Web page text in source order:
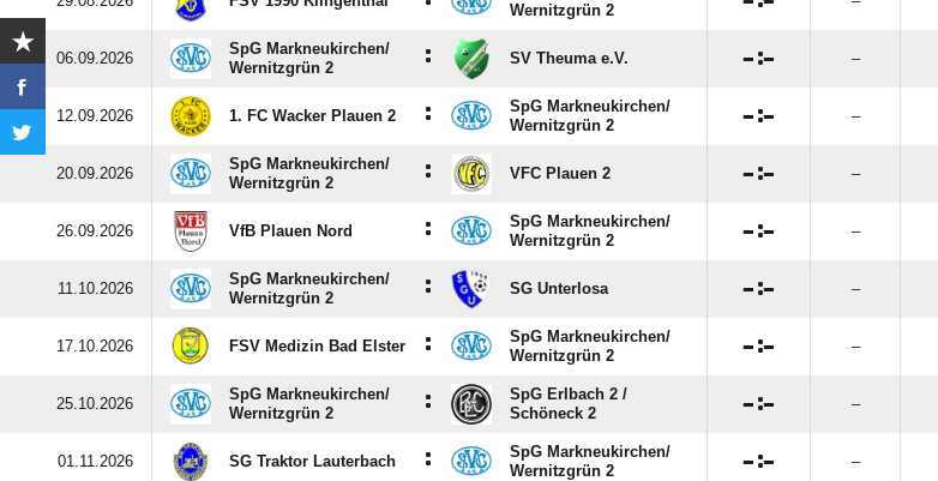
Wernitzgrün 2
06.09.2026
SpG Markneukirchen/​
Wernitzgrün 2
: SV Theuma e.V. : –
12.09.2026 1. FC Wacker Plauen 2 :
SpG Markneukirchen/​
Wernitzgrün 2
: –
20.09.2026
SpG Markneukirchen/​
Wernitzgrün 2
: VFC Plauen 2 : –
26.09.2026 VfB Plauen Nord :
SpG Markneukirchen/​
Wernitzgrün 2
: –
11.10.2026
SpG Markneukirchen/​
Wernitzgrün 2
: SG Unterlosa : –
17.10.2026 FSV Medizin Bad Elster :
SpG Markneukirchen/​
Wernitzgrün 2
: –
25.10.2026
SpG Markneukirchen/​
Wernitzgrün 2
:
SpG Erlbach 2 /​
Schöneck 2
: –
01.11.2026 SG Traktor Lauterbach :
SpG Markneukirchen/​
Wernitzgrün 2
: –